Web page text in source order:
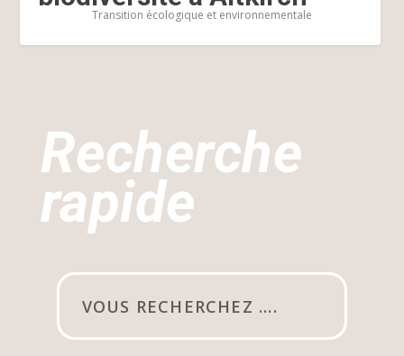
Transition écologique et environnementale
Recherche
rapide